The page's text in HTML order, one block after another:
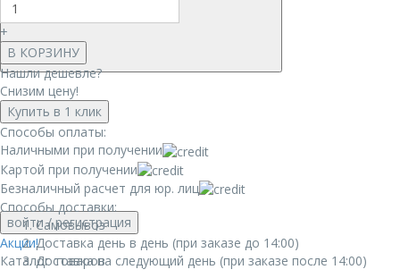
войти/ регистрация
Акции!
Каталог товаров
+
В КОРЗИНУ
Нашли дешевле?
Снизим цену!
Купить в 1 клик
Способы оплаты:
Наличными при получении
Картой при получении
Безналичный расчет для юр. лиц
Способы доставки:
Самовывоз
Доставка день в день (при заказе до 14:00)
Доставка на следующий день (при заказе после 14:00)